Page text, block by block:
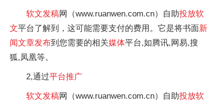
软文发稿网（www.ruanwen.com.cn）自助投放软
文平台了解到，这可能需要支付的费用。它是将书面新
闻文章发布到您需要的相关媒体平台,如腾讯,网易,搜
狐,凤凰等。
2,通过平台推广
软文发稿网（www.ruanwen.com.cn）自助投放软